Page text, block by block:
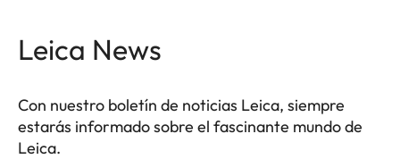
Leica News
Con nuestro boletín de noticias Leica, siempre
estarás informado sobre el fascinante mundo de
Leica.